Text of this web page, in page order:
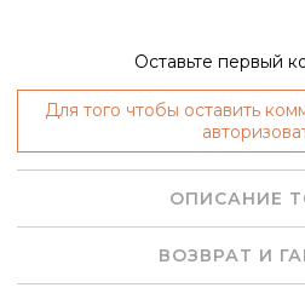
Оставьте первый
Для того чтобы оставить
ОПИСАНИЕ
ВОЗВРАТ И